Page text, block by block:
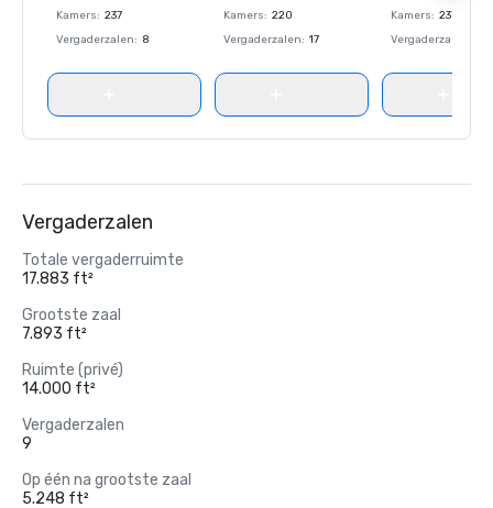
Kamers: 237
Vergaderzalen: 8
Kamers: 220
Vergaderzalen: 17
Kamers: 237
Vergaderzalen
Vergaderzalen
Totale vergaderruimte
17.883 ft²
Grootste zaal
7.893 ft²
Ruimte (privé)
14.000 ft²
Vergaderzalen
9
Op één na grootste zaal
5.248 ft²